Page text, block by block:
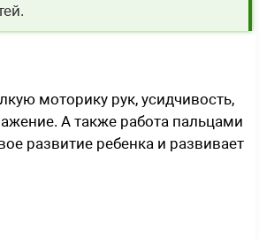
моторику рук, усидчивость,
А также работа пальцами
развитие ребенка и развивает